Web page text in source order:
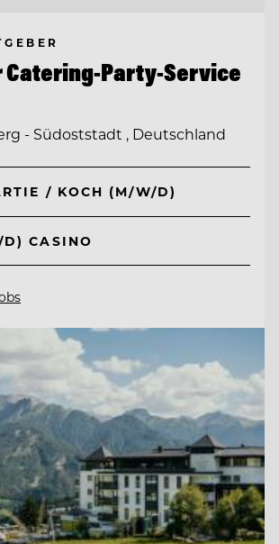
Catering-Party-Service
- Südoststadt , Deutschland
/ KOCH (M/W/D)
CASINO